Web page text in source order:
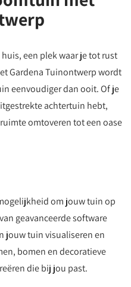
een plek waar je tot rust
Gardena Tuinontwerp wordt
eenvoudiger dan ooit. Of je
achtertuin hebt,
omtoveren tot een oase
om jouw tuin op
geavanceerde software
jouw tuin visualiseren en
bomen en decoratieve
die bij jou past.